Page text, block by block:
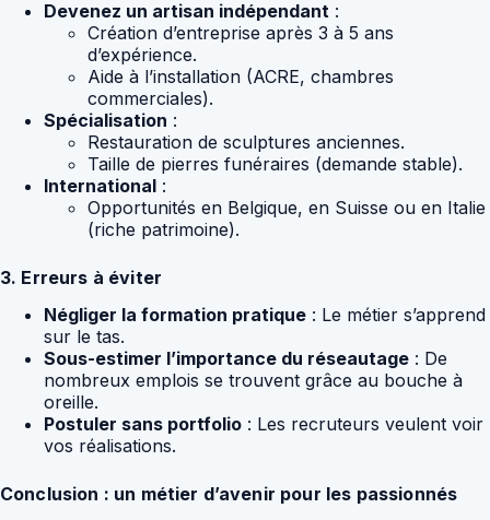
Devenez un artisan indépendant :
Création d’entreprise après 3 à 5 ans
d’expérience.
Aide à l’installation (ACRE, chambres
commerciales).
Spécialisation :
Restauration de sculptures anciennes.
Taille de pierres funéraires (demande stable).
International :
Opportunités en Belgique, en Suisse ou en Italie
(riche patrimoine).
3. Erreurs à éviter
Négliger la formation pratique : Le métier s’apprend
sur le tas.
Sous-estimer l’importance du réseautage : De
nombreux emplois se trouvent grâce au bouche à
oreille.
Postuler sans portfolio : Les recruteurs veulent voir
vos réalisations.
Conclusion : un métier d’avenir pour les passionnés